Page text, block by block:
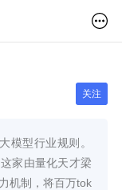
关注
模型行业规则。
家由量化天才梁
机制，将百万tok